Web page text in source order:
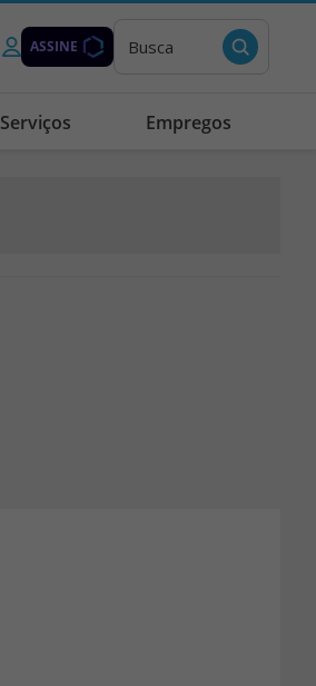
ASSINE Busca
Serviços Empregos